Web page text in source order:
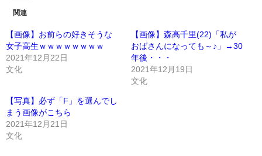
関連
【画像】お前らの好きそうな
女子高生ｗｗｗｗｗｗｗｗ
2021年12月22日
文化
【画像】森高千里(22)「私が
おばさんになっても～♪」→30
年後・・・
2021年12月19日
文化
【写真】必ず「F」を選んでし
まう画像がこちら
2021年12月21日
文化